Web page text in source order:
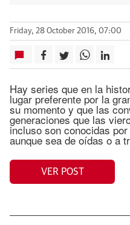
Friday, 28 October 2016, 07:00
Hay series que en la
lugar preferente por la
su momento y que las
generaciones que las
incluso son conocidas
aunque sea de oídas o a
VER POST